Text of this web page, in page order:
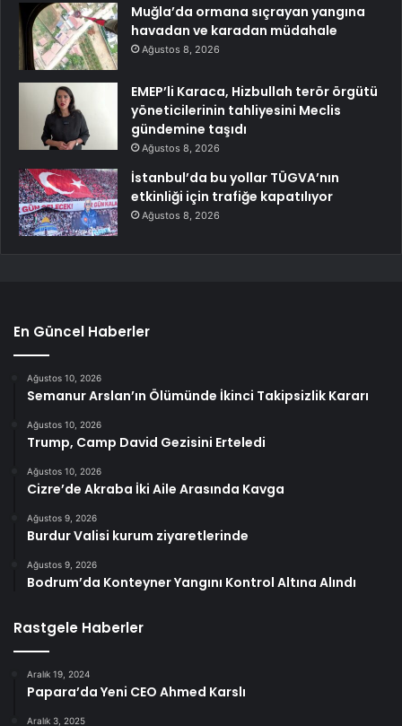
Muğla’da ormana sıçrayan yangına
havadan ve karadan müdahale
Ağustos 8, 2026
EMEP’li Karaca, Hizbullah terör örgütü
yöneticilerinin tahliyesini Meclis
gündemine taşıdı
Ağustos 8, 2026
İstanbul’da bu yollar TÜGVA’nın
etkinliği için trafiğe kapatılıyor
Ağustos 8, 2026
En Güncel Haberler
Ağustos 10, 2026
Semanur Arslan’ın Ölümünde İkinci Takipsizlik Kararı
Ağustos 10, 2026
Trump, Camp David Gezisini Erteledi
Ağustos 10, 2026
Cizre’de Akraba İki Aile Arasında Kavga
Ağustos 9, 2026
Burdur Valisi kurum ziyaretlerinde
Ağustos 9, 2026
Bodrum’da Konteyner Yangını Kontrol Altına Alındı
Rastgele Haberler
Aralık 19, 2024
Papara’da Yeni CEO Ahmed Karslı
Aralık 3, 2025